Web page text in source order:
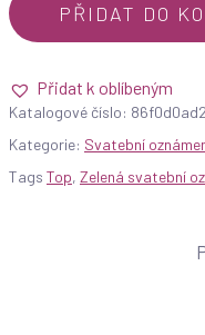
PŘIDAT DO
Přidat k oblíbeným
Katalogové číslo:
Kategorie: Svatební
Tags Top, Zelená svatební